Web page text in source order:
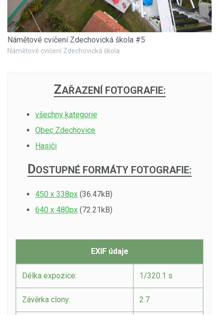
Námětové cvičení Zdechovická škola #5
Námětové cvičení Zdechovická škola
ZAŘAZENÍ FOTOGRAFIE:
všechny kategorie
Obec Zdechovice
Hasiči
DOSTUPNÉ FORMÁTY FOTOGRAFIE:
450 x 338px (36.47kB)
640 x 480px (72.21kB)
EXIF údaje
Délka expozice: 1/320.1 s
Závěrka clony: 2.7